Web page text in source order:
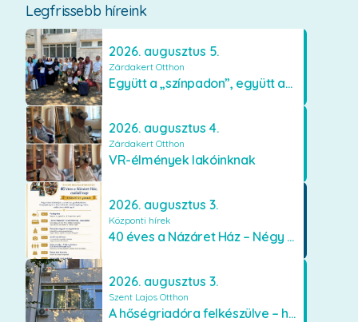
Legfrissebb híreink
2026. augusztus 5.
Zárdakert Otthon
Együtt a „színpadon”, együtt az élményekért 🎭✨
2026. augusztus 4.
Zárdakert Otthon
VR-élmények lakóinknak
2026. augusztus 3.
Központi hírek
40 éves a Názáret Ház – Négy évtized szeretetben és gondoskodásban
2026. augusztus 3.
Szent Lajos Otthon
A hőségriadóra felkészülve – hűsítő fejlesztések a Szent Lajos Otthonban